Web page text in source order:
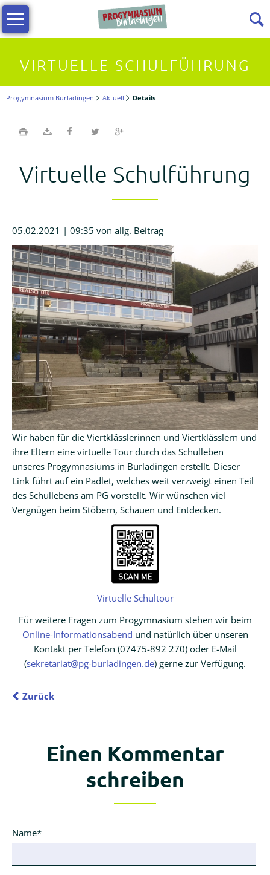
VIRTUELLE SCHULFÜHRUNG
Navigation
überspringen
Infos
Allgemeine
Lernen
Kollegium
Förderverein
Termine
Kalender
Aktuell
Newsletter
Intern
Hausordnung
Schulwegeplan
Kontakt
Progymnasium Burladingen Aktuell Details
Virtuelle Schulführung
05.02.2021 | 09:35 von allg. Beitrag
Wir haben für die Viertklässlerinnen und Viertklässlern und
ihre Eltern eine virtuelle Tour durch das Schulleben
unseres Progymnasiums in Burladingen erstellt. Dieser
Link führt auf ein Padlet, welches weit verzweigt einen Teil
des Schullebens am PG vorstellt. Wir wünschen viel
Vergnügen beim Stöbern, Schauen und Entdecken.
Virtuelle Schultour
Für weitere Fragen zum Progymnasium stehen wir beim
Online-Informationsabend und natürlich über unseren
Kontakt per Telefon (07475-892 270) oder E-Mail
(sekretariat@pg-burladingen.de) gerne zur Verfügung.
Zurück
Einen Kommentar
schreiben
Pflichtfeld
Name*